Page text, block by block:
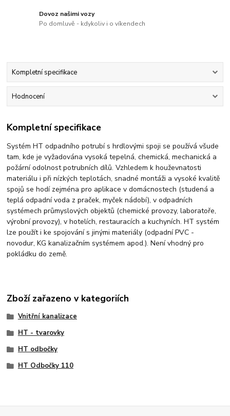
Dovoz našimi vozy
Po domluvě - kdykoliv i o víkendech
Kompletní specifikace
Hodnocení
Kompletní specifikace
Systém HT odpadního potrubí s hrdlovými spoji se používá všude
tam, kde je vyžadována vysoká tepelná, chemická, mechanická a
požární odolnost potrubních dílů. Vzhledem k houževnatosti
materiálu i při nízkých teplotách, snadné montáži a vysoké kvalitě
spojů se hodí zejména pro aplikace v domácnostech (studená a
teplá odpadní voda z praček, myček nádobí), v odpadních
systémech průmyslových objektů (chemické provozy, laboratoře,
výrobní provozy), v hotelích, restauracích a kuchyních. HT systém
lze použít i ke spojování s jinými materiály (odpadní PVC -
novodur, KG kanalizačním systémem apod.). Není vhodný pro
pokládku do země.
Zboží zařazeno v kategoriích
Vnitřní kanalizace
HT - tvarovky
HT odbočky
HT Odbočky 110